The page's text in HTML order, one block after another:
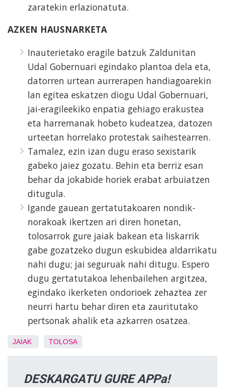
zaratekin erlazionatuta.
AZKEN HAUSNARKETA
Inauterietako eragile batzuk Zaldunitan
Udal Gobernuari egindako plantoa dela eta,
datorren urtean aurrerapen handiagoarekin
lan egitea eskatzen diogu Udal Gobernuari,
jai-eragileekiko enpatia gehiago erakustea
eta harremanak hobeto kudeatzea, datozen
urteetan horrelako protestak saihestearren.
Tamalez, ezin izan dugu eraso sexistarik
gabeko jaiez gozatu. Behin eta berriz esan
behar da jokabide horiek erabat arbuiatzen
ditugula.
Igande gauean gertatutakoaren nondik-
norakoak ikertzen ari diren honetan,
tolosarrok gure jaiak bakean eta liskarrik
gabe gozatzeko dugun eskubidea aldarrikatu
nahi dugu; jai seguruak nahi ditugu. Espero
dugu gertatutakoa lehenbailehen argitzea,
egindako ikerketen ondorioek zehaztea zer
neurri hartu behar diren eta zauritutako
pertsonak ahalik eta azkarren osatzea.
JAIAK TOLOSA
DESKARGATU GURE APPa!